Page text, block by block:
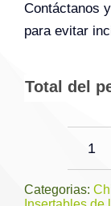
Contáctanos
para evitar
Total del
90
Categorias: